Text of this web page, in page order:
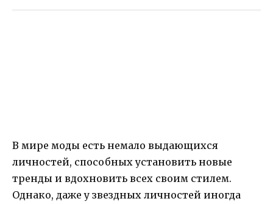
В мире моды есть немало выдающихся
личностей, способных установить новые
тренды и вдохновить всех своим стилем.
Однако, даже у звездных личностей иногда